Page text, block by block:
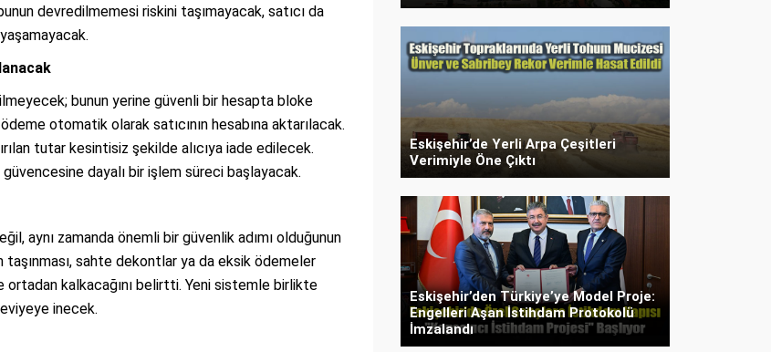
devredilmemesi riskini taşımayacak, satıcı da
bunun yerine güvenli bir hesapta bloke
otomatik olarak satıcının hesabına aktarılacak.
tutar kesintisiz şekilde alıcıya iade edilecek.
dayalı bir işlem süreci başlayacak.
aynı zamanda önemli bir güvenlik adımı olduğunun
taşınması, sahte dekontlar ya da eksik ödemeler
kalkacağını belirtti. Yeni sistemle birlikte
inecek.
Eskişehir’de Yerli Arpa Çeşitleri
Verimiyle Öne Çıktı
Eskişehir’den Türkiye’ye Model Proje:
Engelleri Aşan İstihdam Protokolü
İmzalandı